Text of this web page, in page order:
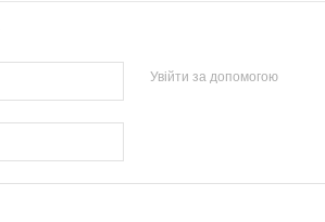
Увійти за допомогою